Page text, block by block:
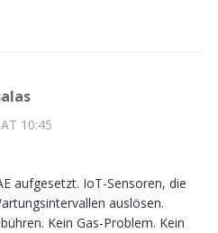
10:45
aufgesetzt. IoT-Sensoren, die
auslösen.
Kein Gas-Problem. Kein